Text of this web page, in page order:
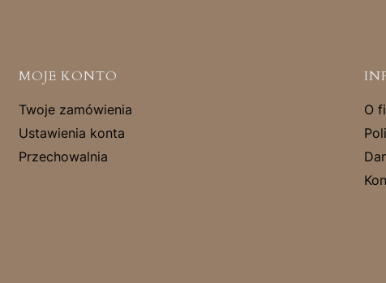
MOJE KONTO
Twoje zamówienia
Ustawienia konta
Przechowalnia
O